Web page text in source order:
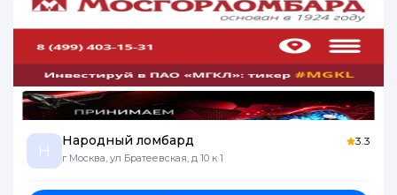
Н
Народный ломбард
г Москва, ул Братеевская, д 10 к 1
3.3